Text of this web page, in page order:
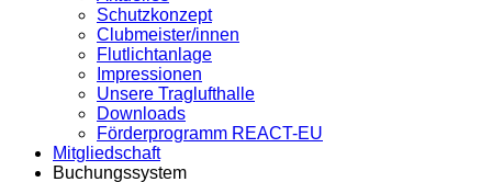
Schutzkonzept
Clubmeister/innen
Flutlichtanlage
Impressionen
Unsere Traglufthalle
Downloads
Förderprogramm REACT-EU
Mitgliedschaft
Buchungssystem